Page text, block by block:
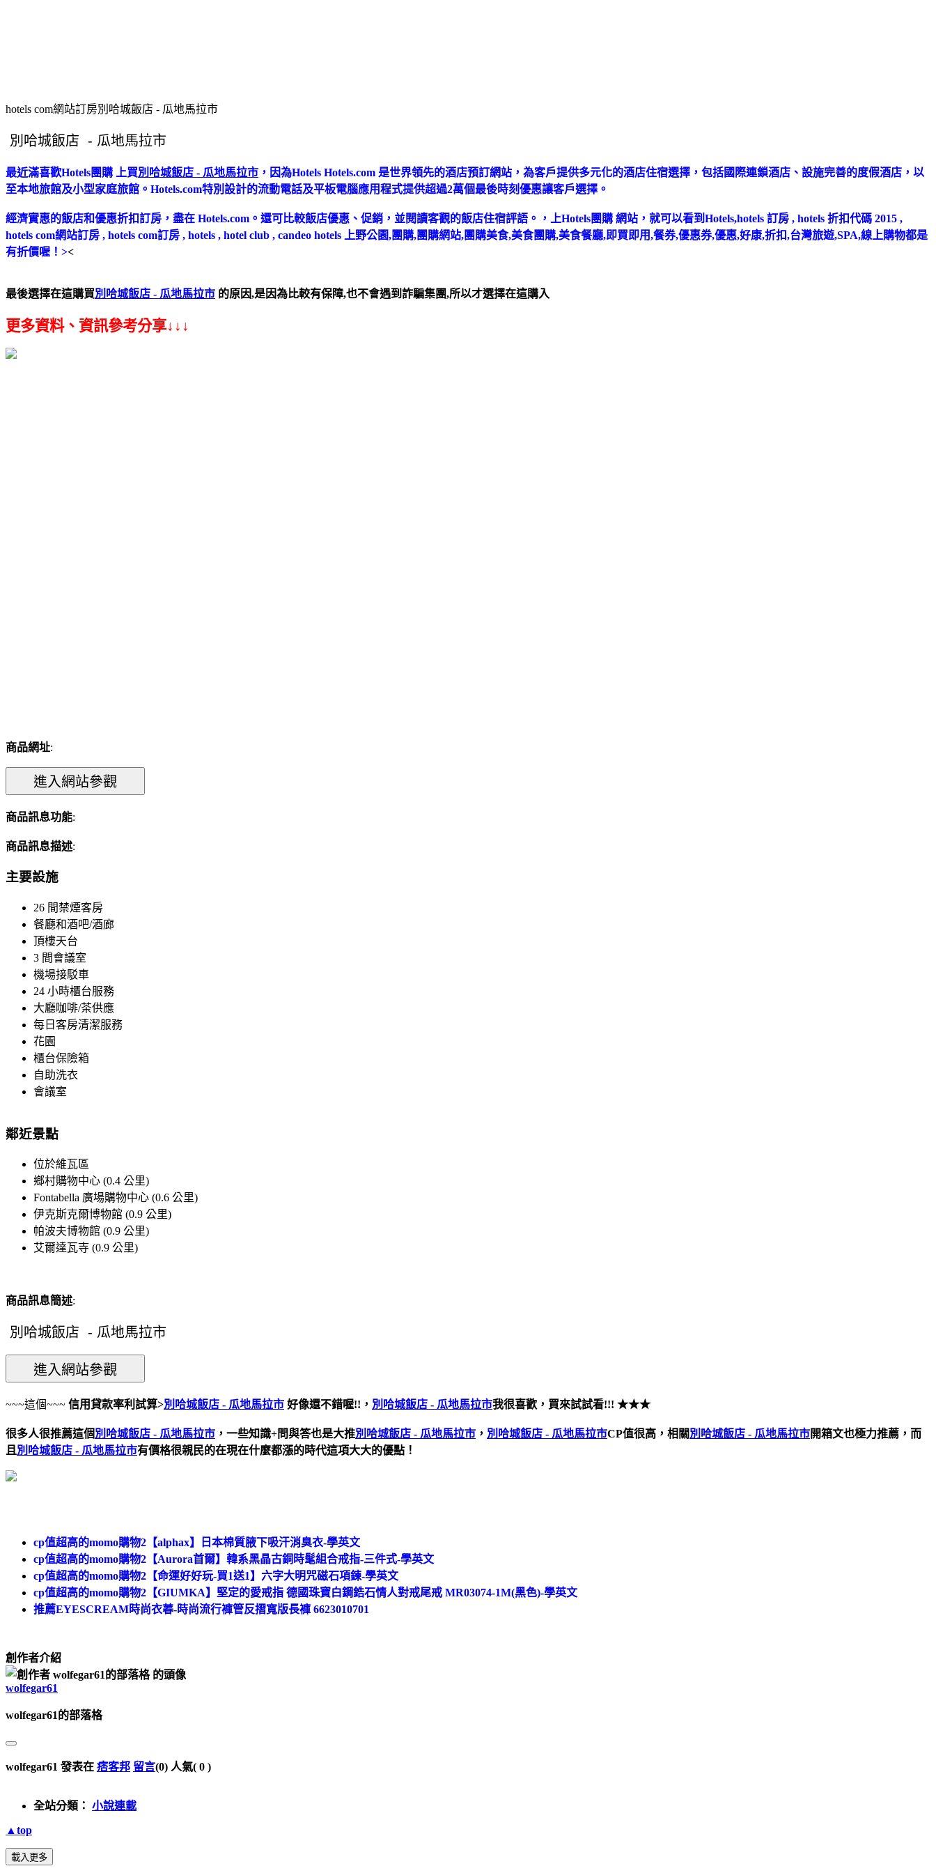
hotels com網站訂房別哈城飯店 - 瓜地馬拉市
最近滿喜歡Hotels團購 上買別哈城飯店 - 瓜地馬拉市 ，因為Hotels Hotels.com 是世界領先的酒店預訂網站，為客戶提供多元化的酒店住宿選擇，包括國際連鎖酒店、設施完善的度假酒店，以
至本地旅館及小型家庭旅館。Hotels.com特別設計的流動電話及平板電腦應用程式提供超過2萬個最後時刻優惠讓客戶選擇。
經濟實惠的飯店和優惠折扣訂房，盡在 Hotels.com。還可比較飯店優惠、促銷，並閱讀客觀的飯店住宿評語。，上Hotels團購 網站，就可以看到Hotels,hotels 訂房 , hotels 折扣代碼 2015 ,
hotels com網站訂房 , hotels com訂房 , hotels , hotel club , candeo hotels 上野公園,團購,團購網站,團購美食,美食團購,美食餐廳,即買即用,餐券,優惠券,優惠,好康,折扣,台灣旅遊,SPA,線上購物都是
有折價喔！><
最後選擇在這購買別哈城飯店 - 瓜地馬拉市 的原因,是因為比較有保障,也不會遇到詐騙集團,所以才選擇在這購入
更多資料、資訊參考分享↓↓↓
商品網址:
商品訊息功能:
商品訊息描述:
主要設施
26 間禁煙客房
餐廳和酒吧/酒廊
頂樓天台
3 間會議室
機場接駁車
24 小時櫃台服務
大廳咖啡/茶供應
每日客房清潔服務
花園
櫃台保險箱
自助洗衣
會議室
鄰近景點
位於維瓦區
鄉村購物中心 (0.4 公里)
Fontabella 廣場購物中心 (0.6 公里)
伊克斯克爾博物館 (0.9 公里)
帕波夫博物館 (0.9 公里)
艾爾達瓦寺 (0.9 公里)
商品訊息簡述:
~~~這個~~~ 信用貸款率利試算>別哈城飯店 - 瓜地馬拉市 好像還不錯喔!! ， 別哈城飯店 - 瓜地馬拉市我很喜歡，買來試試看!!! ★★★
很多人很推薦這個別哈城飯店 - 瓜地馬拉市 ，一些知識+問與答也是大推別哈城飯店 - 瓜地馬拉市 ， 別哈城飯店 - 瓜地馬拉市CP值很高，相關別哈城飯店 - 瓜地馬拉市開箱文也極力推薦，而
且 別哈城飯店 - 瓜地馬拉市有價格很親民的在現在什麼都漲的時代這項大大的優點！
cp值超高的momo購物2【alphax】日本棉質腋下吸汗消臭衣-學英文
cp值超高的momo購物2【Aurora首爾】韓系黑晶古銅時髦組合戒指-三件式-學英文
cp值超高的momo購物2【命運好好玩-買1送1】六字大明咒磁石項鍊-學英文
cp值超高的momo購物2【GIUMKA】堅定的愛戒指 德國珠寶白鋼鋯石情人對戒尾戒 MR03074-1M(黑色)-學英文
推薦EYESCREAM時尚衣萶-時尚流行褲管反摺寬版長褲 6623010701
創作者介紹
wolfegar61
wolfegar61的部落格
wolfegar61 發表在 痞客邦 留言(0) 人氣( 0 )
全站分類： 小說連載
▲top
載入更多